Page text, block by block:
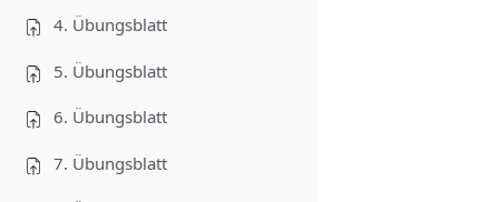
4. Übungsblatt
5. Übungsblatt
6. Übungsblatt
7. Übungsblatt